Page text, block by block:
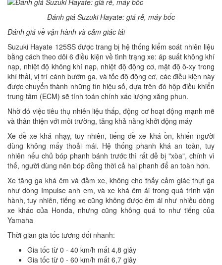
Đánh giá Suzuki Hayate: giá rẻ, máy bốc
Đánh giá về vận hành và cảm giác lái
Suzuki Hayate 125SS được trang bị hệ thống kiểm soát nhiên liệu
bằng cách theo dõi 6 điều kiện về tình trạng xe: áp suất không khí
nạp, nhiệt độ không khí nạp, nhiệt độ động cơ, mật độ ô-xy trong
khí thải, vị trí cánh bướm ga, và tốc độ động cơ, các điều kiện này
được chuyển thành những tín hiệu số, dựa trên đó hộp điều khiển
trung tâm (ECM) sẽ tính toán chính xác lượng xăng phun.
Nhờ đó việc tiêu thụ nhiên liệu thấp, động cơ hoạt động mạnh mẽ
và thân thiện với môi trường, tăng khả năng khởi động máy
Xe đề xe khá nhạy, tuy nhiên, tiếng đề xe khá ồn, khiến người
dùng không mấy thoải mái. Hệ thống phanh khá an toàn, tuy
nhiên nếu chủ bóp phanh bánh trước thì rất dễ bị "xòa", chính vì
thế, người dùng nên bóp đồng thời cả hai phanh để an toàn hơn.
Xe tăng ga khá êm và đầm xe, không cho thấy cảm giác thụt ga
như dòng Impulse anh em, và xe khá êm ái trong quá trình vận
hành, tuy nhiên, tiếng xe cũng không được êm ái như nhiều dòng
xe khác của Honda, nhưng cũng không quá to như tiếng của
Yamaha
Thời gian gia tốc tương đối nhanh:
Gia tốc từ 0 - 40 km/h mất 4,8 giây
Gia tốc từ 0 - 60 km/h mất 6,7 giây